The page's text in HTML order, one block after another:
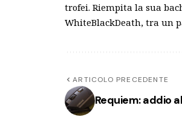
trofei. Riempita la sua
WhiteBlackDeath, tra un
ARTICOLO PRECEDENTE
Requiem: addio